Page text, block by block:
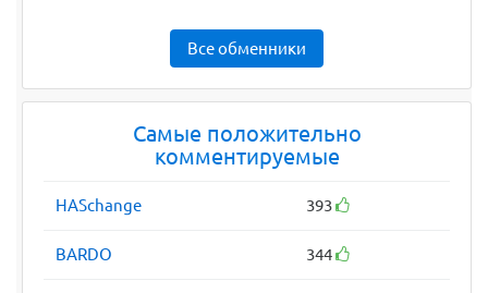
Все обменники
Самые положительно
комментируемые
HASchange 393
BARDO 344